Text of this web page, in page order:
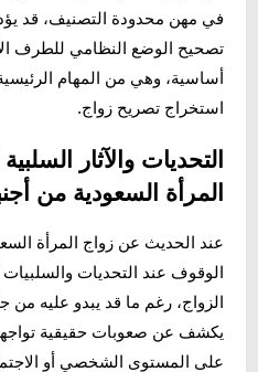
في مهن محدودة التصنيف، قد
تصحيح الوضع النظامي للطرف
أساسية، وهي من المهام
استخراج تصريح زواج.
التحديات والآثار
المرأة السعودية من
عند الحديث عن زواج المرأة
الوقوف عند التحديات
الزواج، رغم ما قد يبدو عليه من
يكشف عن صعوبات حقيقية
على المستوى الشخصي أو